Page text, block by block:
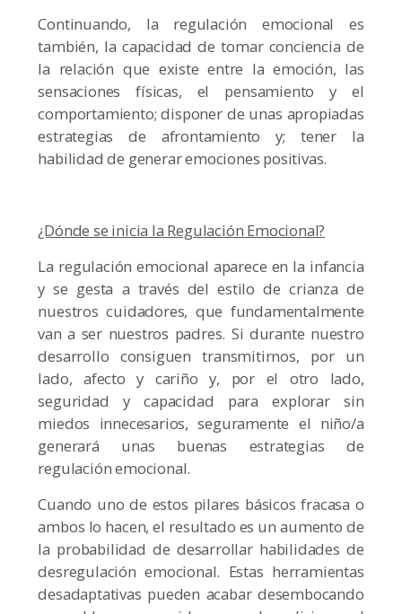
Continuando, la regulación emocional es
también, la capacidad de tomar conciencia de
la relación que existe entre la emoción, las
sensaciones físicas, el pensamiento y el
comportamiento; disponer de unas apropiadas
estrategias de afrontamiento y; tener la
habilidad de generar emociones positivas.
¿Dónde se inicia la Regulación Emocional?
La regulación emocional aparece en la infancia
y se gesta a través del estilo de crianza de
nuestros cuidadores, que fundamentalmente
van a ser nuestros padres. Si durante nuestro
desarrollo consiguen transmitirnos, por un
lado, afecto y cariño y, por el otro lado,
seguridad y capacidad para explorar sin
miedos innecesarios, seguramente el niño/a
generará unas buenas estrategias de
regulación emocional.
Cuando uno de estos pilares básicos fracasa o
ambos lo hacen, el resultado es un aumento de
la probabilidad de desarrollar habilidades de
desregulación emocional. Estas herramientas
desadaptativas pueden acabar desembocando